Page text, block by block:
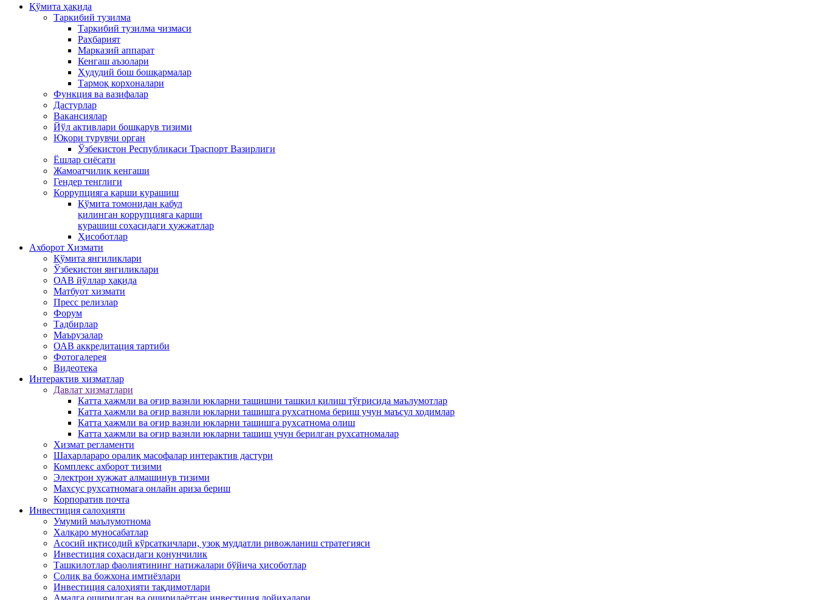
Қўмита ҳақида
Таркибий тузилма
Таркибий тузилма чизмаси
Раҳбарият
Марказий аппарат
Кенгаш аъзолари
Ҳудудий бош бошқармалар
Тармоқ корxоналари
Функция ва вазифалар
Дастурлар
Вакансиялар
Йўл активлари бошқарув тизими
Юқори турувчи орган
Ўзбекистон Республикаси Траспорт Вазирлиги
Ёшлар сиёсати
Жамоатчилик кенгаши
Гендер тенглиги
Коррупцияга қарши курашиш
Қўмита томонидан қабул
қилинган коррупцияга қарши
курашиш соҳасидаги ҳужжатлар
Ҳисоботлар
Ахборот Хизмати
Қўмита янгиликлари
Ўзбекистон янгиликлари
ОАВ йўллар ҳақида
Матбуот xизмати
Пресс релизлар
Форум
Тадбирлар
Маърузалар
ОАВ аккредитация тартиби
Фотогалерея
Видеотека
Интерактив xизматлар
Давлат хизматлари
Катта ҳажмли ва оғир вазнли юкларни ташишни ташкил қилиш тўғрисида маълумотлар
Катта ҳажмли ва оғир вазнли юкларни ташишга рухсатнома бериш учун маъсул ходимлар
Катта ҳажмли ва оғир вазнли юкларни ташишга рухсатнома олиш
Катта ҳажмли ва оғир вазнли юкларни ташиш учун берилган рухсатномалар
Хизмат регламенти
Шаҳарлараро оралиқ масофалар интерактив дастури
Комплекс ахборот тизими
Электрон хужжат алмашинув тизими
Махсус рухсатномага онлайн ариза бериш
Корпоратив почта
Инвестиция салоҳияти
Умумий маълумотнома
Xалқаро муносабатлар
Асосий иқтисодий кўрсаткичлари, узоқ муддатли ривожланиш стратегияси
Инвестиция соҳасидаги қонунчилик
Ташкилотлар фаолиятининг натижалари бўйича ҳисоботлар
Солиқ ва божхона имтиёзлари
Инвестиция салоҳияти тақдимотлари
Амалга оширилган ва оширилаётган инвестиция лойихалари